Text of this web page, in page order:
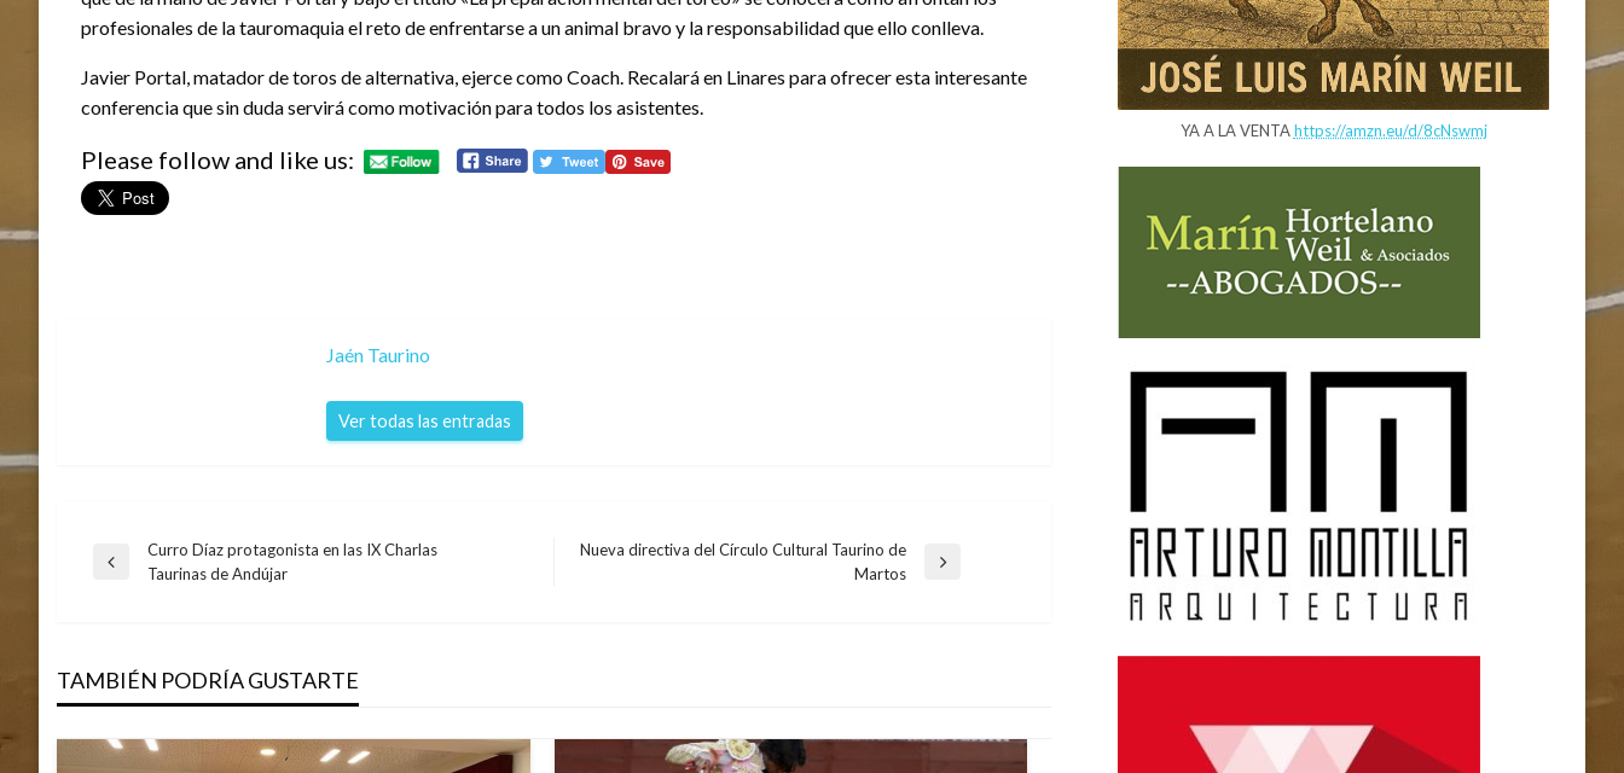
profesionales de la tauromaquia el reto de enfrentarse a un animal bravo y la responsabilidad que ello conlleva.
Javier Portal, matador de toros de alternativa, ejerce como Coach. Recalará en Linares para ofrecer esta interesante
conferencia que sin duda servirá como motivación para todos los asistentes.
Please follow and like us:
Jaén Taurino
Ver todas las entradas
Navegación
entradas
Entrada
Curro Díaz protagonista en las IX Charlas
Taurinas de Andújar
Nueva directiva del Círculo Cultural Taurino de
Martos
TAMBIÉN PODRÍA GUSTARTE
YA A LA VENTAhttps://amzn.eu/d/8cNswmj